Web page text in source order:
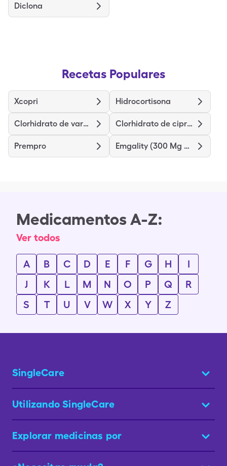
Diclona
Recetas Populares
Xcopri Hidrocortisona
Clorhidrato de vardenafilo Clorhidrato de ciprofloxacina
Prempro Emgality (300 Mg Dose)
Medicamentos A-Z:
Ver todos
A B C D E F G H
I
J
K L M N O P Q
R
S
T U V W X Y Z
SingleCare
Utilizando SingleCare
Explorar medicinas por